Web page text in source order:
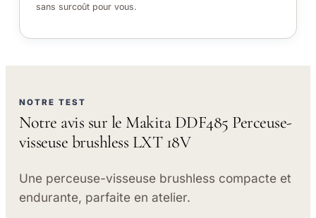
sans surcoût pour vous.
NOTRE TEST
Notre avis sur le Makita DDF485 Perceuse-
visseuse brushless LXT 18V
Une perceuse-visseuse brushless compacte et
endurante, parfaite en atelier.